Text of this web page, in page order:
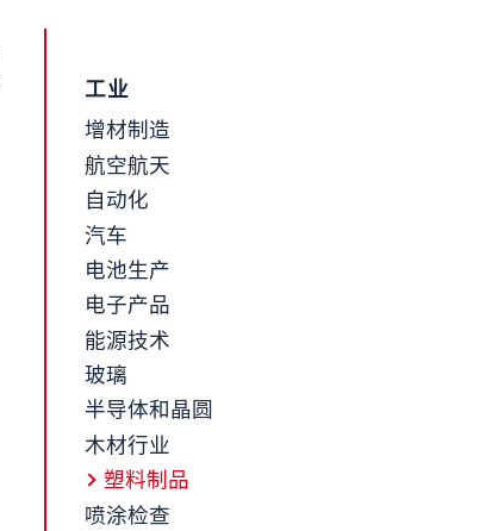
工业
增材制造
航空航天
自动化
汽车
电池生产
电子产品
能源技术
玻璃
半导体和晶圆
木材行业
塑料制品
喷涂检查